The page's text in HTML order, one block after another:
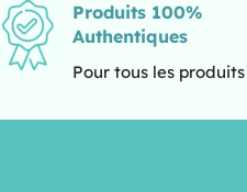
Produits 100%
Authentiques
Pour tous les produits